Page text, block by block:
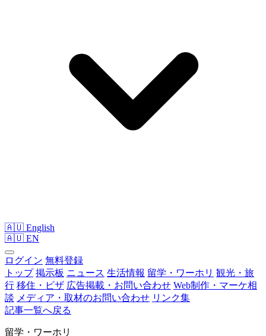
🇦🇺 English
🇦🇺 EN
ログイン 無料登録
トップ 掲示板 ニュース 生活情報 留学・ワーホリ 観光・旅
行 移住・ビザ 広告掲載・お問い合わせ Web制作・マーケ相
談 メディア・取材のお問い合わせ リンク集
記事一覧へ戻る
留学・ワーホリ